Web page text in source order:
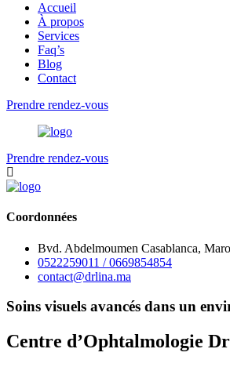
Accueil
À propos
Services
Faq’s
Blog
Contact
Prendre rendez-vous
Prendre rendez-vous
Coordonnées
Bvd. Abdelmoumen Casablanca,
0522259011 / 0669854854
contact@drlina.ma
Soins visuels avancés dans un
Centre d’Ophtalmologie